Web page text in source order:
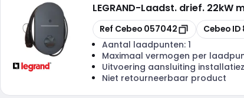
LEGRAND-Laadst. drief. 22kW
Kopiëren
Ref Cebeo 057042 Kopiëren
Cebeo ID
Aantal laadpunten: 1
Maximaal vermogen per
Uitvoering aansluiting
Niet retourneerbaar product